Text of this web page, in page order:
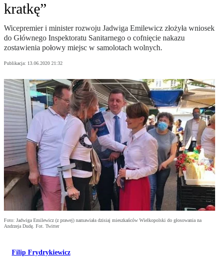
kratkę”
Wicepremier i minister rozwoju Jadwiga Emilewicz złożyła wniosek
do Głównego Inspektoratu Sanitarnego o cofnięcie nakazu
zostawienia połowy miejsc w samolotach wolnych.
Publikacja: 13.06.2020 21:32
Foto: Jadwiga Emilewicz (z prawej) namawiała dzisiaj mieszkańców Wielkopolski do głosowania na
Andrzeja Dudę. Fot. Twitter
Filip Frydrykiewicz